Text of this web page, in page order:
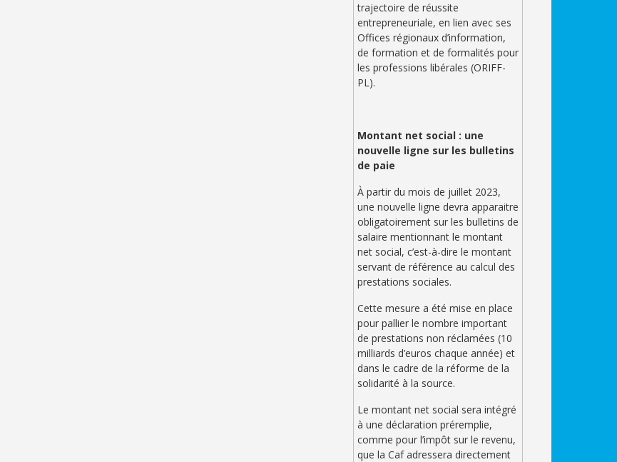
trajectoire de réussite
entrepreneuriale, en lien avec ses
Offices régionaux d’information,
de formation et de formalités pour
les professions libérales (ORIFF-
PL).
Montant net social : une
nouvelle ligne sur les bulletins
de paie
À partir du mois de juillet 2023,
une nouvelle ligne devra apparaitre
obligatoirement sur les bulletins de
salaire mentionnant le montant
net social, c’est-à-dire le montant
servant de référence au calcul des
prestations sociales.
Cette mesure a été mise en place
pour pallier le nombre important
de prestations non réclamées (10
milliards d’euros chaque année) et
dans le cadre de la réforme de la
solidarité à la source.
Le montant net social sera intégré
à une déclaration préremplie,
comme pour l’impôt sur le revenu,
que la Caf adressera directement